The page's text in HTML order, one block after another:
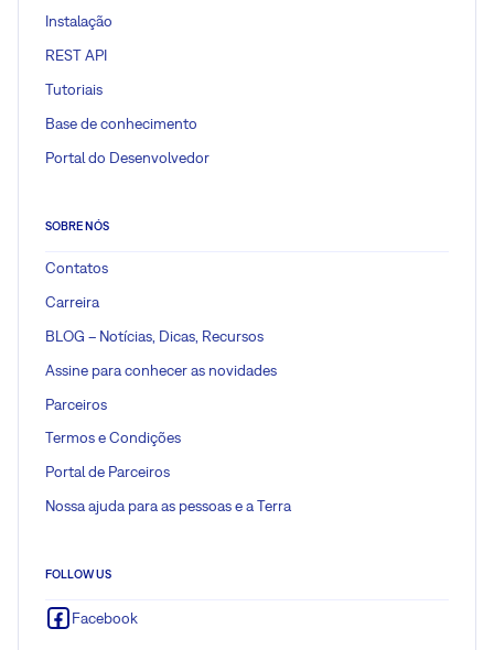
Instalação
REST API
Tutoriais
Base de conhecimento
Portal do Desenvolvedor
SOBRE NÓS
Contatos
Carreira
BLOG – Notícias, Dicas, Recursos
Assine para conhecer as novidades
Parceiros
Termos e Condições
Portal de Parceiros
Nossa ajuda para as pessoas e a Terra
FOLLOW US
Facebook